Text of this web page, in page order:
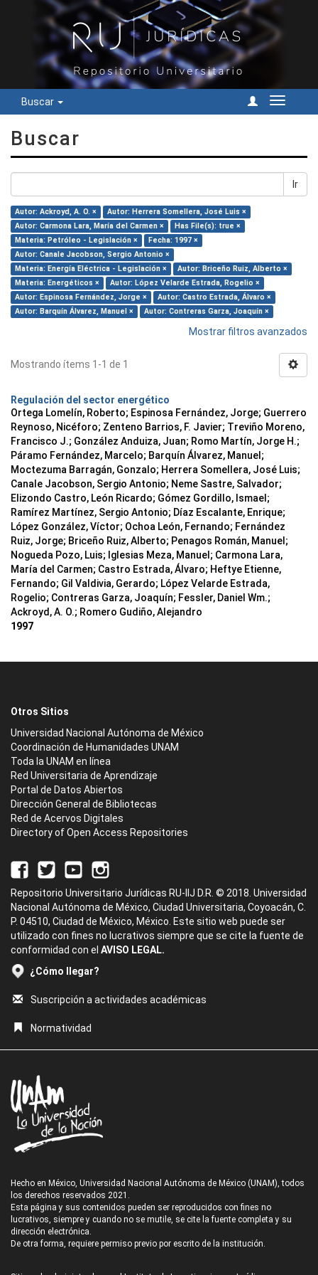
Buscar
Cambiar
Buscar
Ir
Autor: Ackroyd, A. O. ×
Autor: Herrera Somellera, José Luis ×
Autor: Carmona Lara, María del Carmen ×
Has File(s): true ×
Materia: Petróleo - Legislación ×
Fecha: 1997 ×
Autor: Canale Jacobson, Sergio Antonio ×
Materia: Energía Eléctrica - Legislación ×
Autor: Briceño Ruiz, Alberto ×
Materia: Energéticos ×
Autor: López Velarde Estrada, Rogelio ×
Autor: Espinosa Fernández, Jorge ×
Autor: Castro Estrada, Álvaro ×
Autor: Barquín Álvarez, Manuel ×
Autor: Contreras Garza, Joaquín ×
Mostrar filtros avanzados
Mostrando ítems 1-1 de 1
Regulación del sector energético
Ortega Lomelín, Roberto; Espinosa Fernández, Jorge; Guerrero
Reynoso, Nicéforo; Zenteno Barrios, F. Javier; Treviño Moreno,
Francisco J.; González Anduiza, Juan; Romo Martín, Jorge H.;
Páramo Fernández, Marcelo; Barquín Álvarez, Manuel;
Moctezuma Barragán, Gonzalo; Herrera Somellera, José Luis;
Canale Jacobson, Sergio Antonio; Neme Sastre, Salvador;
Elizondo Castro, León Ricardo; Gómez Gordillo, Ismael;
Ramírez Martínez, Sergio Antonio; Díaz Escalante, Enrique;
López González, Víctor; Ochoa León, Fernando; Fernández
Ruiz, Jorge; Briceño Ruiz, Alberto; Penagos Román, Manuel;
Nogueda Pozo, Luis; Iglesias Meza, Manuel; Carmona Lara,
María del Carmen; Castro Estrada, Álvaro; Heftye Etienne,
Fernando; Gil Valdivia, Gerardo; López Velarde Estrada,
Rogelio; Contreras Garza, Joaquín; Fessler, Daniel Wm.;
Ackroyd, A. O.; Romero Gudiño, Alejandro
1997
Otros Sitios
Universidad Nacional Autónoma de México
Coordinación de Humanidades UNAM
Toda la UNAM en línea
Red Universitaria de Aprendizaje
Portal de Datos Abiertos
Dirección General de Bibliotecas
Red de Acervos Digitales
Directory of Open Access Repositories
Repositorio Universitario Jurídicas RU-IIJ D.R. © 2018. Universidad
Nacional Autónoma de México, Ciudad Universitaria, Coyoacán, C.
P. 04510, Ciudad de México, México. Este sitio web puede ser
utilizado con fines no lucrativos siempre que se cite la fuente de
conformidad con el AVISO LEGAL.
¿Cómo llegar?
Suscripción a actividades académicas
Normatividad
Hecho en México, Universidad Nacional Autónoma de México (UNAM), todos
los derechos reservados 2021.
Esta página y sus contenidos pueden ser reproducidos con fines no
lucrativos, siempre y cuando no se mutile, se cite la fuente completa y su
dirección electrónica.
De otra forma, requiere permiso previo por escrito de la institución.